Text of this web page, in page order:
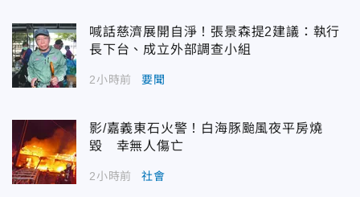
喊話慈濟展開自淨！張景森提2建議：執行
長下台、成立外部調查小組
2小時前 要聞
影/嘉義東石火警！白海豚颱風夜平房燒
毀 幸無人傷亡
2小時前 社會